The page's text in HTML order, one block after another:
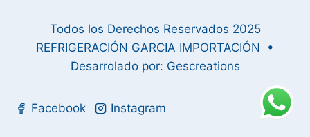
Todos los Derechos Reservados 2025
REFRIGERACIÓN GARCIA IMPORTACIÓN •
Desarrolado por: Gescreations
Facebook Instagram